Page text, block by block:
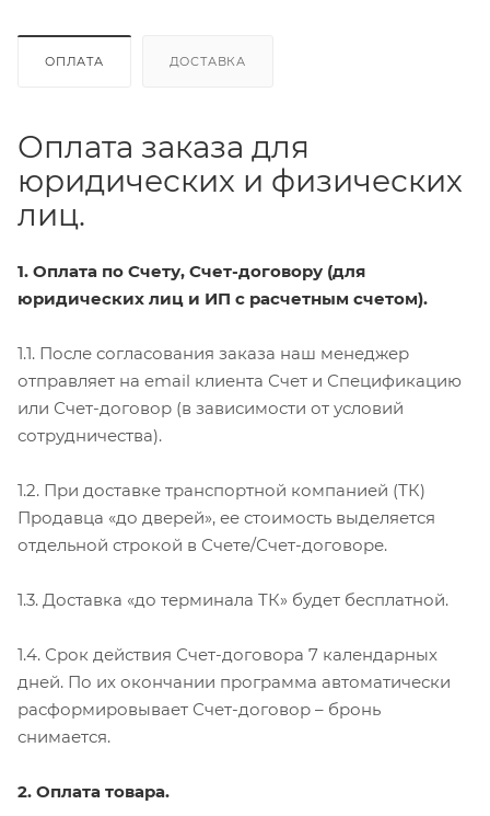
ОПЛАТА ДОСТАВКА
Оплата заказа для
юридических и физических
лиц.
1. Оплата по Счету, Счет-договору (для
юридических лиц и ИП с расчетным счетом).
1.1. После согласования заказа наш менеджер
отправляет на email клиента Счет и Спецификацию
или Счет-договор (в зависимости от условий
сотрудничества).
1.2. При доставке транспортной компанией (ТК)
Продавца «до дверей», ее стоимость выделяется
отдельной строкой в Счете/Счет-договоре.
1.3. Доставка «до терминала ТК» будет бесплатной.
1.4. Срок действия Счет-договора 7 календарных
дней. По их окончании программа автоматически
расформировывает Счет-договор – бронь
снимается.
2. Оплата товара.